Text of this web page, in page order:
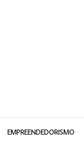
EMPREENDEDORISMO